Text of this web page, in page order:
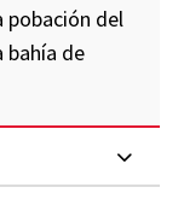
pobación del
bahía de